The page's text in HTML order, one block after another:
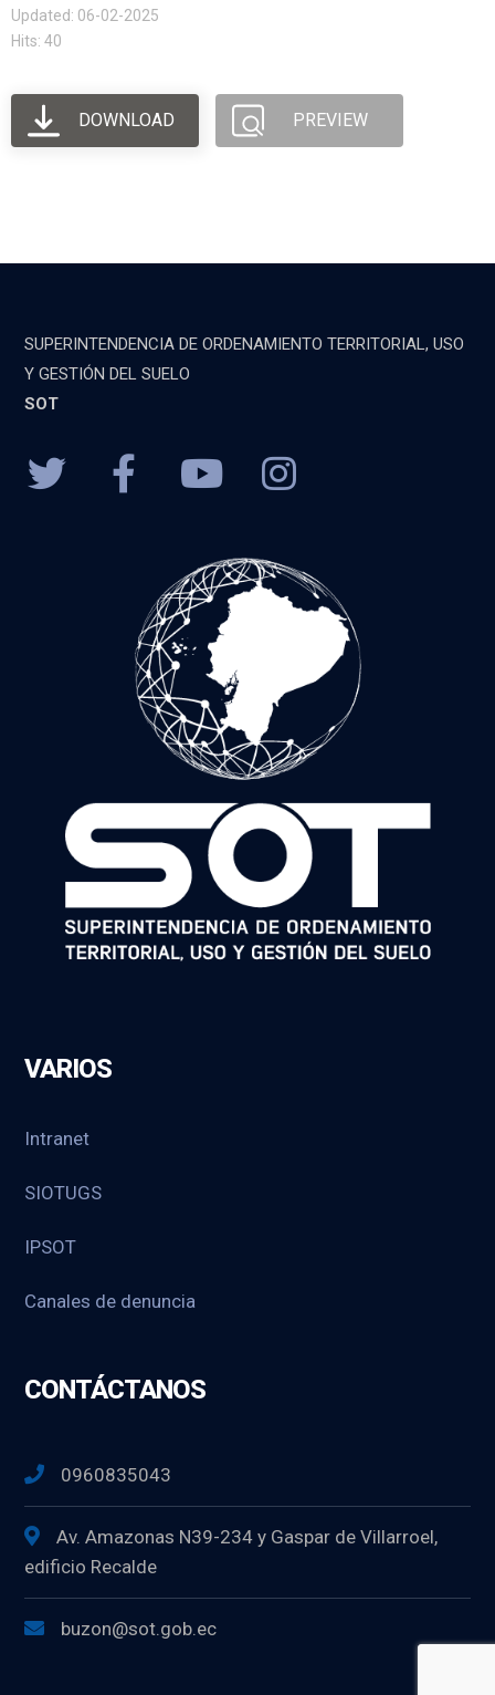
Updated: 06-02-2025
Hits: 40
DOWNLOAD PREVIEW
SUPERINTENDENCIA DE ORDENAMIENTO TERRITORIAL, USO
Y GESTIÓN DEL SUELO
SOT
VARIOS
Intranet
SIOTUGS
IPSOT
Canales de denuncia
CONTÁCTANOS
0960835043
Av. Amazonas N39-234 y Gaspar de Villarroel,
edificio Recalde
buzon@sot.gob.ec